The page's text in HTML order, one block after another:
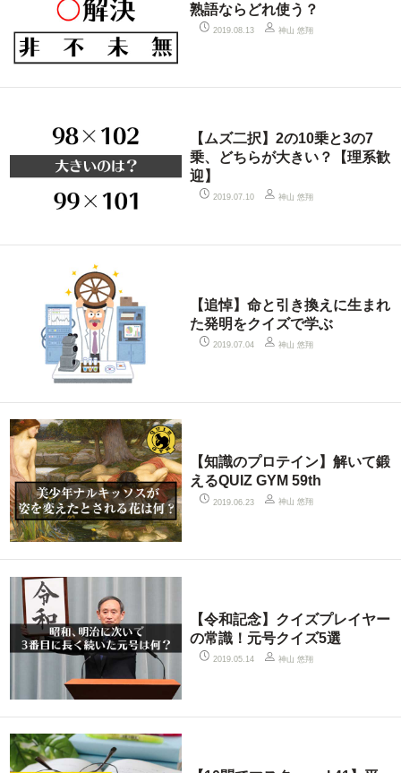
熟語ならどれ使う？
2019.08.13 神山 悠翔
【ムズ二択】2の10乗と3の7
乗、どちらが大きい？【理系歓
迎】
2019.07.10 神山 悠翔
【追悼】命と引き換えに生まれ
た発明をクイズで学ぶ
2019.07.04 神山 悠翔
【知識のプロテイン】解いて鍛
えるQUIZ GYM 59th
2019.06.23 神山 悠翔
【令和記念】クイズプレイヤー
の常識！元号クイズ5選
2019.05.14 神山 悠翔